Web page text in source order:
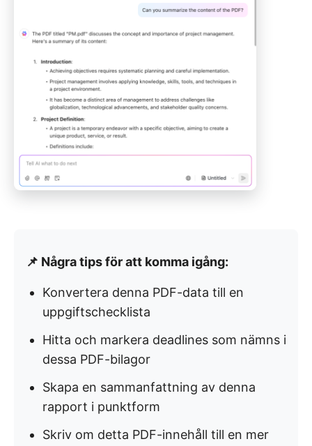
📌 Några tips för att komma igång:
Konvertera denna PDF-data till en
uppgiftschecklista
Hitta och markera deadlines som nämns i
dessa PDF-bilagor
Skapa en sammanfattning av denna
rapport i punktform
Skriv om detta PDF-innehåll till en mer